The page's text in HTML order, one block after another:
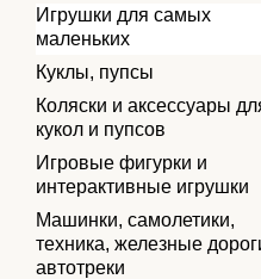
Игрушки для самых
маленьких
Куклы, пупсы
Коляски и аксессуары
кукол и пупсов
Игровые фигурки и
интерактивные игрушки
Машинки, самолетики,
техника, железные
автотреки